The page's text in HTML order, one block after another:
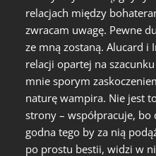
relacjach między
zwracam uwagę. Pewne
ze mną zostaną. Alucard i
relacji opartej na
mnie sporym
naturę wampira. Nie jest
strony – współpracuje, bo
godna tego by za nią
po prostu bestii, widzi w